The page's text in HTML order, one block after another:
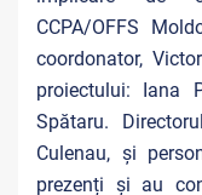
CCPA/OFFS
coordonator,
proiectului: Iana
Spătaru.
Culenau, și
prezenți și au